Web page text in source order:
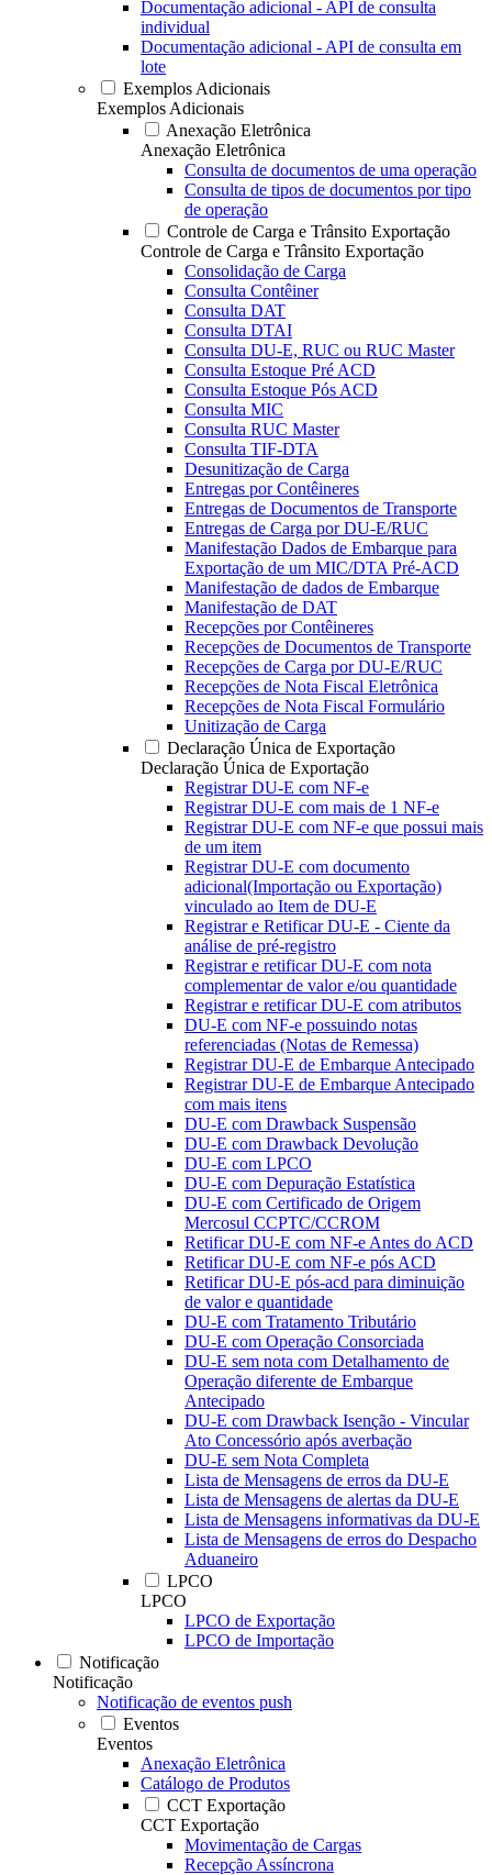
Documentação adicional - API de consulta
individual
Documentação adicional - API de consulta em
lote
Exemplos Adicionais
Exemplos Adicionais
Anexação Eletrônica
Anexação Eletrônica
Consulta de documentos de uma operação
Consulta de tipos de documentos por tipo
de operação
Controle de Carga e Trânsito Exportação
Controle de Carga e Trânsito Exportação
Consolidação de Carga
Consulta Contêiner
Consulta DAT
Consulta DTAI
Consulta DU-E, RUC ou RUC Master
Consulta Estoque Pré ACD
Consulta Estoque Pós ACD
Consulta MIC
Consulta RUC Master
Consulta TIF-DTA
Desunitização de Carga
Entregas por Contêineres
Entregas de Documentos de Transporte
Entregas de Carga por DU-E/RUC
Manifestação Dados de Embarque para
Exportação de um MIC/DTA Pré-ACD
Manifestação de dados de Embarque
Manifestação de DAT
Recepções por Contêineres
Recepções de Documentos de Transporte
Recepções de Carga por DU-E/RUC
Recepções de Nota Fiscal Eletrônica
Recepções de Nota Fiscal Formulário
Unitização de Carga
Declaração Única de Exportação
Declaração Única de Exportação
Registrar DU-E com NF-e
Registrar DU-E com mais de 1 NF-e
Registrar DU-E com NF-e que possui mais
de um item
Registrar DU-E com documento
adicional(Importação ou Exportação)
vinculado ao Item de DU-E
Registrar e Retificar DU-E - Ciente da
análise de pré-registro
Registrar e retificar DU-E com nota
complementar de valor e/ou quantidade
Registrar e retificar DU-E com atributos
DU-E com NF-e possuindo notas
referenciadas (Notas de Remessa)
Registrar DU-E de Embarque Antecipado
Registrar DU-E de Embarque Antecipado
com mais itens
DU-E com Drawback Suspensão
DU-E com Drawback Devolução
DU-E com LPCO
DU-E com Depuração Estatística
DU-E com Certificado de Origem
Mercosul CCPTC/CCROM
Retificar DU-E com NF-e Antes do ACD
Retificar DU-E com NF-e pós ACD
Retificar DU-E pós-acd para diminuição
de valor e quantidade
DU-E com Tratamento Tributário
DU-E com Operação Consorciada
DU-E sem nota com Detalhamento de
Operação diferente de Embarque
Antecipado
DU-E com Drawback Isenção - Vincular
Ato Concessório após averbação
DU-E sem Nota Completa
Lista de Mensagens de erros da DU-E
Lista de Mensagens de alertas da DU-E
Lista de Mensagens informativas da DU-E
Lista de Mensagens de erros do Despacho
Aduaneiro
LPCO
LPCO
LPCO de Exportação
LPCO de Importação
Notificação
Notificação
Notificação de eventos push
Eventos
Eventos
Anexação Eletrônica
Catálogo de Produtos
CCT Exportação
CCT Exportação
Movimentação de Cargas
Recepção Assíncrona